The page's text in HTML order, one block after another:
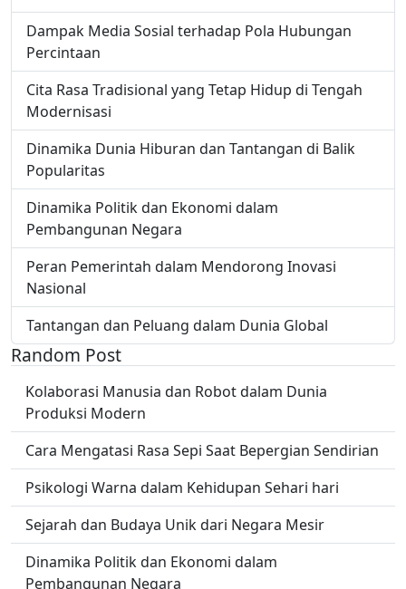
Dampak Media Sosial terhadap Pola Hubungan
Percintaan
Cita Rasa Tradisional yang Tetap Hidup di Tengah
Modernisasi
Dinamika Dunia Hiburan dan Tantangan di Balik
Popularitas
Dinamika Politik dan Ekonomi dalam
Pembangunan Negara
Peran Pemerintah dalam Mendorong Inovasi
Nasional
Tantangan dan Peluang dalam Dunia Global
Random Post
Kolaborasi Manusia dan Robot dalam Dunia
Produksi Modern
Cara Mengatasi Rasa Sepi Saat Bepergian Sendirian
Psikologi Warna dalam Kehidupan Sehari hari
Sejarah dan Budaya Unik dari Negara Mesir
Dinamika Politik dan Ekonomi dalam
Pembangunan Negara